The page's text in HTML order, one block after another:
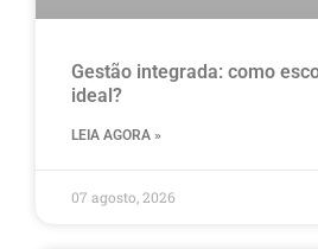
Gestão integrada: como
ideal?
LEIA AGORA »
07 agosto, 2026